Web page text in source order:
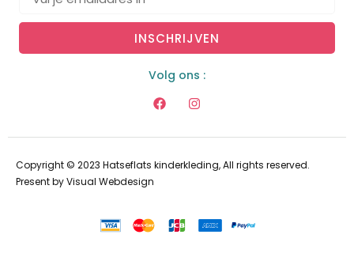
INSCHRIJVEN
Volg ons :
Copyright © 2023 Hatseflats kinderkleding, All rights reserved.
Present byVisual Webdesign